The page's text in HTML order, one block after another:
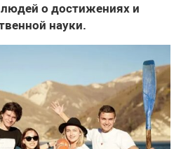
о достижениях и
науки.